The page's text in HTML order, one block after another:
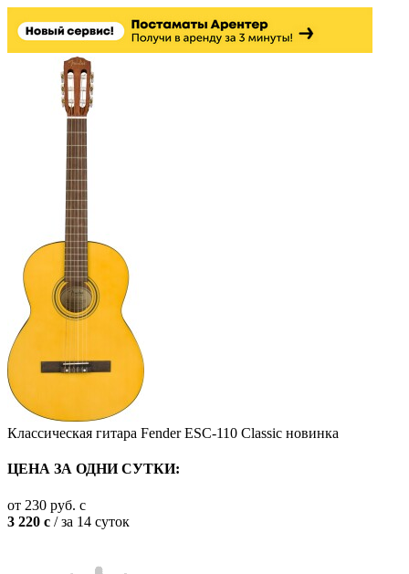
Классическая гитара Fender ESC-110 Classic новинка
ЦЕНА ЗА ОДНИ СУТКИ:
от 230 руб. c
3 220 c / за 14 суток